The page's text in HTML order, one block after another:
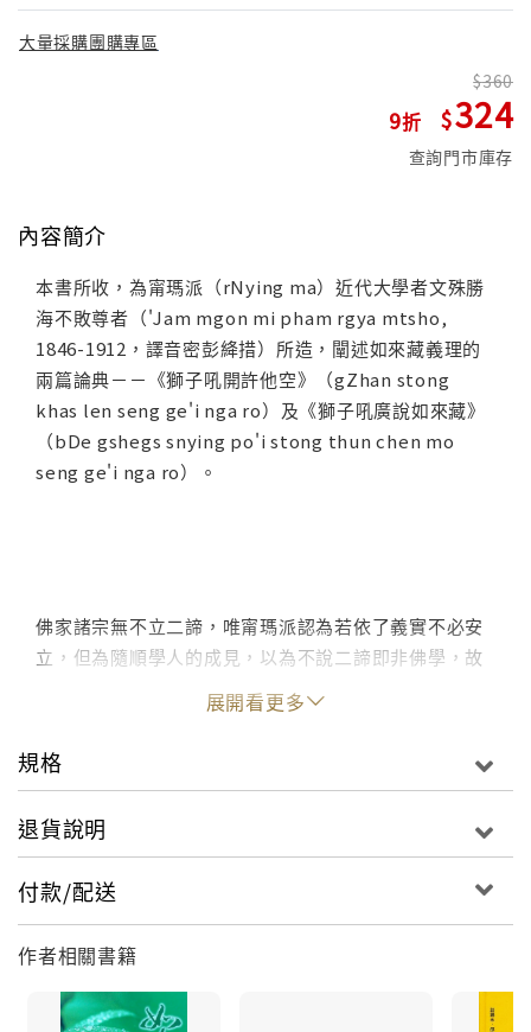
大量採購團購專區
9
360
324
查詢門市庫存
內容簡介
本書所收，為甯瑪派（rNying ma）近代大學者文殊勝
海不敗尊者（'Jam mgon mi pham rgya mtsho,
1846-1912，譯音密彭絳措）所造，闡述如來藏義理的
兩篇論典－－《獅子吼開許他空》（gZhan stong
khas len seng ge'i nga ro）及《獅子吼廣說如來藏》
（bDe gshegs snying po'i stong thun chen mo
seng ge'i nga ro）。
佛家諸宗無不立二諦，唯甯瑪派認為若依了義實不必安
立，但為隨順學人的成見，以為不說二諦即非佛學，故
亦權宜以立二諦。於不敗尊者的年代，挑戰如來藏者即
由二諦挑戰，故不敗尊者於論著中即時時提到二諦，於
其所造的《決定寶燈》（Nges shes rin po che'i
sgron me），更用兩品的篇幅專談二諦。
此處譯出的兩篇論典亦不例外，即主要依二諦以明如來
藏，尤其於《開許他空》一篇，更闡明何者堪為勝義，
由是開許他空見之「勝義不空」。於《廣說如來藏》一
法身為勝義，將法身本具功德稱為世俗。然而二者實不
展開看更多
規格
退貨說明
付款/配送
作者相關書籍